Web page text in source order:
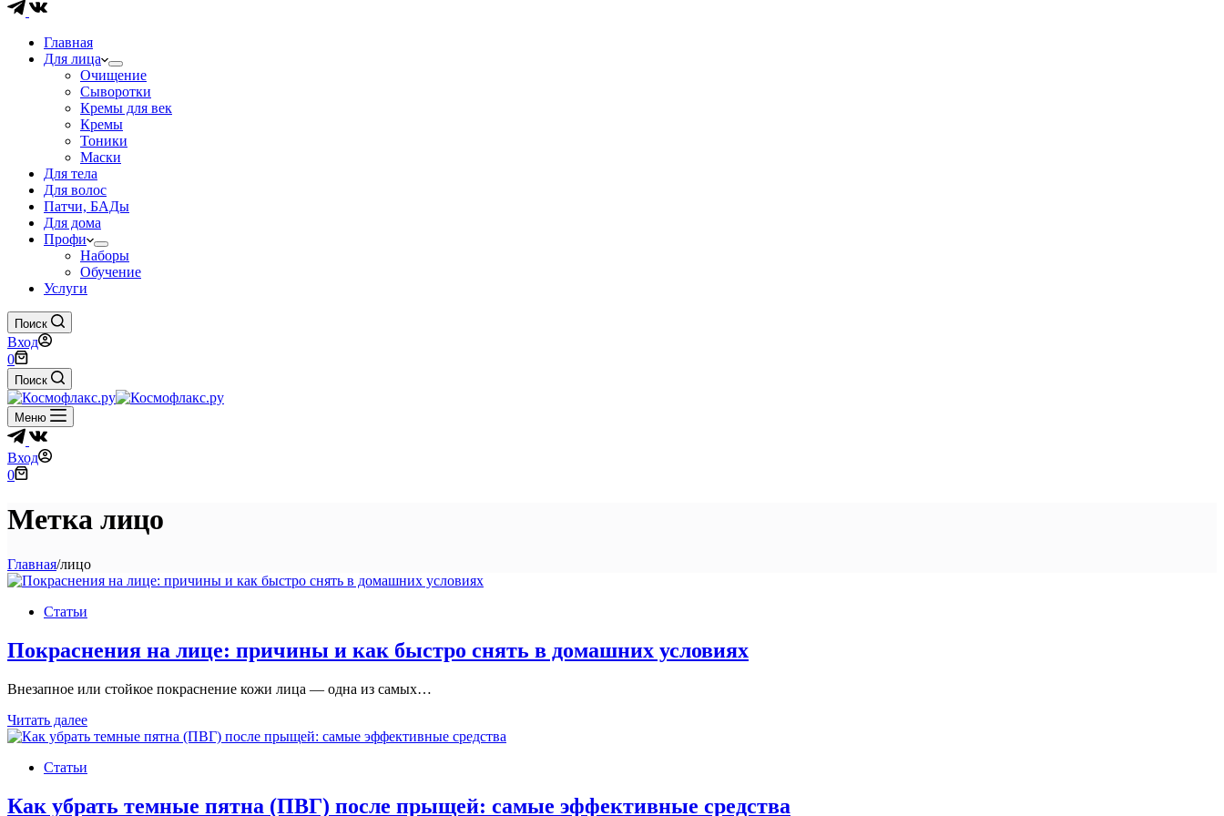
Главная
Для лица
Очищение
Сыворотки
Кремы для век
Кремы
Тоники
Маски
Для тела
Для волос
Патчи, БАДы
Для дома
Профи
Наборы
Обучение
Услуги
Поиск
Вход
Корзина
0
Поиск
Меню
Вход
Корзина
0
Метка лицо
Главная/лицо
Статьи
Покраснения на лице: причины и как быстро снять в домашних условиях
Внезапное или стойкое покраснение кожи лица — одна из самых…
Читать далееПокраснения
на
как
Статьи
Как убрать темные пятна (ПВГ) после прыщей: самые эффективные средства